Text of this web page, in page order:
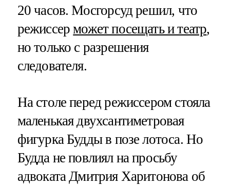
20 часов. Мосгорсуд решил, что
режиссерможет посещать и театр,
но только с разрешения
следователя.
На столе перед режиссером стояла
маленькая двухсантиметровая
фигурка Будды в позе лотоса. Но
Будда не повлиял на просьбу
адвоката Дмитрия Харитонова об